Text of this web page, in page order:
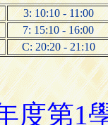
3: 10:10 - 11:00
7: 15:10 - 16:00
C: 20:20 - 21:10
度第1